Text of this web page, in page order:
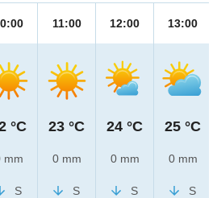
°C
mm
S
11:00
23 °C
0 mm
S
12:00
24 °C
0 mm
S
13:00
25 °C
0 mm
S